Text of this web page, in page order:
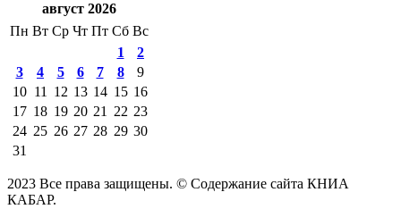
август 2026
Пн Вт Ср Чт Пт Сб Вс
1
2
3
4 5 6 7 8
9
10 11 12 13 14 15 16
17 18 19 20 21 22 23
24 25 26 27 28 29 30
31
2023 Все права защищены. © Содержание сайта КНИА
КАБАР.